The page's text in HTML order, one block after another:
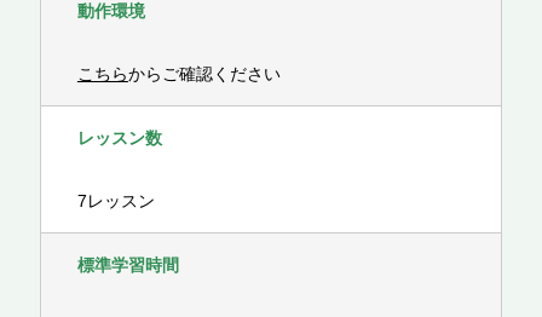
動作環境
こちらからご確認ください
レッスン数
7レッスン
標準学習時間